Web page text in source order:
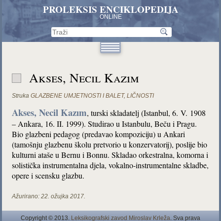
PROLEKSIS ENCIKLOPEDIJA
ONLINE
Akses, Necil Kazım
Struka GLAZBENE UMJETNOSTI I BALET,LIČNOSTI
Akses, Necil Kazım, turski skladatelj (Istanbul, 6. V. 1908
– Ankara, 16. II. 1999). Studirao u Istanbulu, Beču i Pragu.
Bio glazbeni pedagog (predavao kompoziciju) u Ankari
(tamošnju glazbenu školu pretvorio u konzervatorij), poslije bio
kulturni ataše u Bernu i Bonnu. Skladao orkestralna, komorna i
solistička instrumentalna djela, vokalno-instrumentalne skladbe,
opere i scensku glazbu.
Ažurirano: 22. ožujka 2017.
Copyright © 2013. Leksikografski zavod Miroslav Krleža. Sva prava